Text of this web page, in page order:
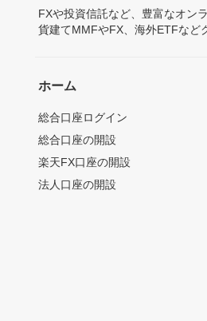
FXや投資信託など、豊富なオン
貨建てMMFやFX、海外ETFなど
ホーム
総合口座ログイン
総合口座の開設
楽天FX口座の開設
法人口座の開設